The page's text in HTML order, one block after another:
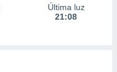
Última luz
21:08